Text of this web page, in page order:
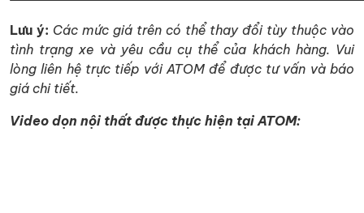
Lưu ý: Các mức giá trên có thể thay đổi tùy thuộc vào
tình trạng xe và yêu cầu cụ thể của khách hàng. Vui
lòng liên hệ trực tiếp với ATOM để được tư vấn và báo
giá chi tiết.
Video dọn nội thất được thực hiện tại ATOM: